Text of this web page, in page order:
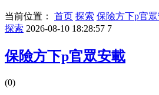
当前位置： 首页 探索 保險方下p官
探索 2026-08-10 18:28:57 7
保險方下p官眾安載
(0)